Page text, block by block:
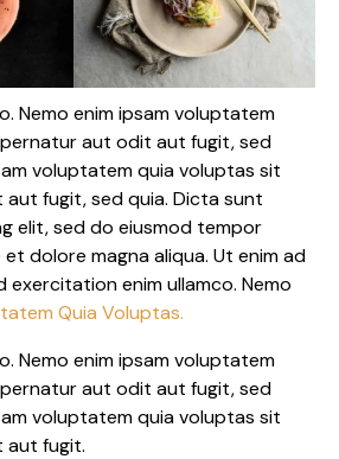
Nemo enim ipsam voluptatem
aut odit aut fugit, sed
voluptatem quia voluptas sit
fugit, sed quia. Dicta sunt
elit, sed do eiusmod tempor
dolore magna aliqua. Ut enim ad
exercitation enim ullamco. Nemo
Quia Voluptas.
Nemo enim ipsam voluptatem
aut odit aut fugit, sed
voluptatem quia voluptas sit
aut fugit.